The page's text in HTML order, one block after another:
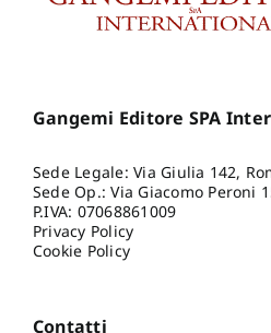
Gangemi Editore SPA
Sede Legale: Via Giulia 142,
Sede Op.: Via Giacomo Peroni
P.IVA: 07068861009
Privacy Policy
Cookie Policy
Contatti